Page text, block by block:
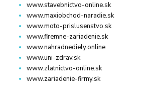
www.stavebnictvo-online.sk
www.maxiobchod-naradie.sk
www.moto-prislusenstvo.sk
www.firemne-zariadenie.sk
www.nahradnediely.online
www.uni-zdrav.sk
www.zlatnictvo-online.sk
www.zariadenie-firmy.sk